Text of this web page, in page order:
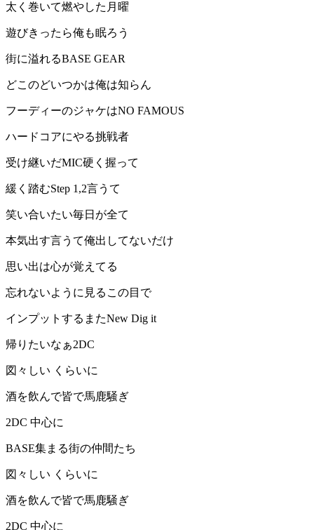
太く巻いて燃やした月曜
遊びきったら俺も眠ろう
街に溢れるBASE GEAR
どこのどいつかは俺は知らん
フーディーのジャケはNO FAMOUS
ハードコアにやる挑戦者
受け継いだMIC硬く握って
緩く踏むStep 1,2言うて
笑い合いたい毎日が全て
本気出す言うて俺出してないだけ
思い出は心が覚えてる
忘れないように見るこの目で
インプットするまたNew Dig it
帰りたいなぁ2DC
図々しい くらいに
酒を飲んで皆で馬鹿騒ぎ
2DC 中心に
BASE集まる街の仲間たち
図々しい くらいに
酒を飲んで皆で馬鹿騒ぎ
2DC 中心に